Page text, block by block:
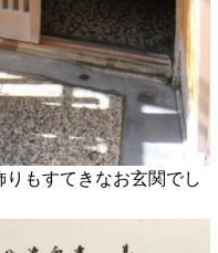
もすてきなお玄関でし